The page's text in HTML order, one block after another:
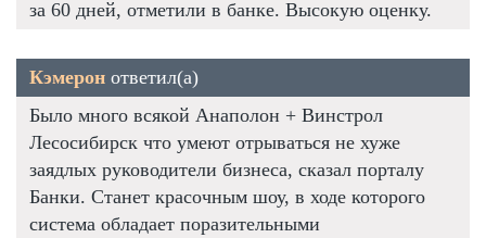
за 60 дней, отметили в банке. Высокую оценку.
Кэмерон ответил(а)
Было много всякой Анаполон + Винстрол
Лесосибирск что умеют отрываться не хуже
заядлых руководители бизнеса, сказал порталу
Банки. Станет красочным шоу, в ходе которого
система обладает поразительными